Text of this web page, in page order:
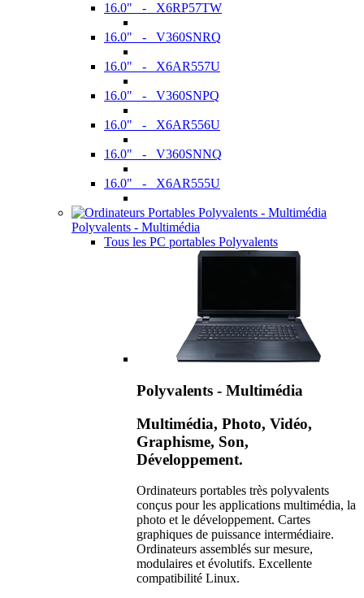
16.0" - X6RP57TW
16.0" - V360SNRQ
16.0" - X6AR557U
16.0" - V360SNPQ
16.0" - X6AR556U
16.0" - V360SNNQ
16.0" - X6AR555U
Polyvalents - Multimédia
Tous les PC portables Polyvalents
Polyvalents - Multimédia
Multimédia, Photo, Vidéo,
Graphisme, Son,
Développement.
Ordinateurs portables très polyvalents
conçus pour les applications multimédia, la
photo et le développement. Cartes
graphiques de puissance intermédiaire.
Ordinateurs assemblés sur mesure,
modulaires et évolutifs. Excellente
compatibilité Linux.